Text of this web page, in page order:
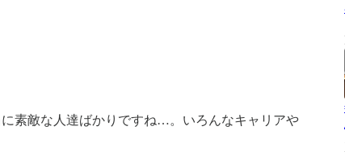
素敵な人達ばかりですね…。いろんなキャリアや